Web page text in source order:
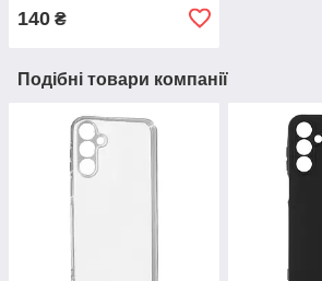
140 ₴
Подібні товари компанії